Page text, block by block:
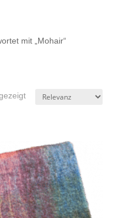
mit „Mohair“